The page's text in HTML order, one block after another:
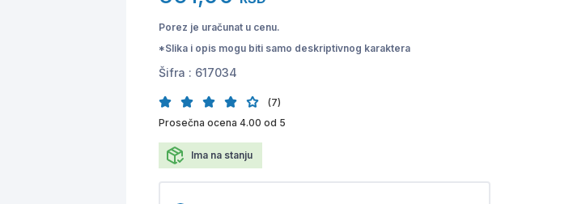
Porez je uračunat u cenu.
*Slika i opis mogu biti samo deskriptivnog karaktera
Šifra : 617034
(7)
Prosečna ocena 4.00 od 5
Ima na stanju